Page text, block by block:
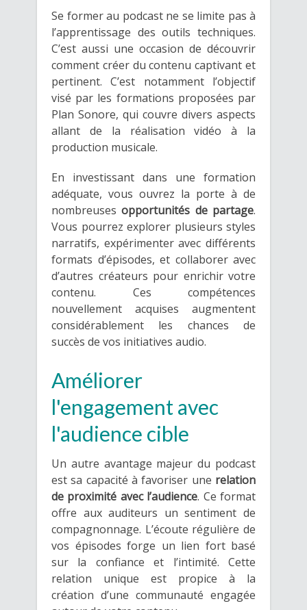
Se former au podcast ne se limite pas à
l’apprentissage des outils techniques.
C’est aussi une occasion de découvrir
comment créer du contenu captivant et
pertinent. C’est notamment l’objectif
visé par les formations proposées par
Plan Sonore, qui couvre divers aspects
allant de la réalisation vidéo à la
production musicale.
En investissant dans une formation
adéquate, vous ouvrez la porte à de
nombreusesopportunités de partage.
Vous pourrez explorer plusieurs styles
narratifs, expérimenter avec différents
formats d’épisodes, et collaborer avec
d’autres créateurs pour enrichir votre
contenu. Ces compétences
nouvellement acquises augmentent
considérablement les chances de
succès de vos initiatives audio.
Améliorer
l'engagement avec
l'audience cible
Un autre avantage majeur du podcast
est sa capacité à favoriser une relation
de proximité avec l’audience. Ce format
offre aux auditeurs un sentiment de
compagnonnage. L’écoute régulière de
vos épisodes forge un lien fort basé
sur la confiance et l’intimité. Cette
relation unique est propice à la
création d’une communauté engagée